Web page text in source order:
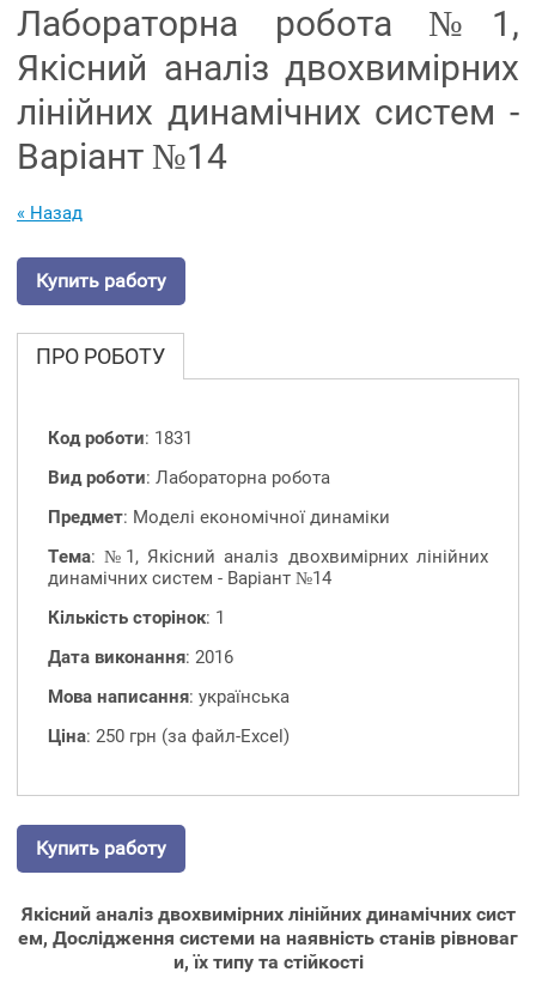
Лабораторна робота №1,
Якісний аналіз двохвимірних
лінійних динамічних систем -
Варіант №14
« Назад
Купить работу
ПРО РОБОТУ
Код роботи: 1831
Вид роботи: Лабораторна робота
Предмет: Моделі економічної динаміки
Тема: №1, Якісний аналіз двохвимірних лінійних
динамічних систем - Варіант №14
Кількість сторінок: 1
Дата виконання: 2016
Мова написання: українська
Ціна: 250 грн (за файл-Excel)
Купить работу
Якісний аналіз двохвимірних лінійних динамічних сист
ем, Дослідження системи на наявність станів рівноваг
и, їх типу та стійкості